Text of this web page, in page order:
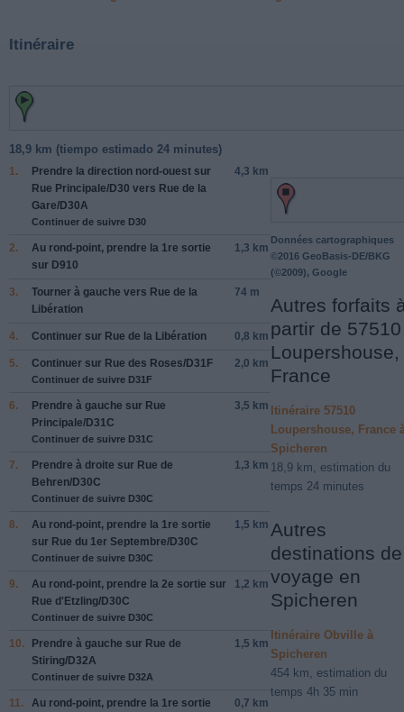
Itinéraire
18,9 km (tiempo estimado 24 minutes)
1. Prendre la direction nord-ouest sur
Rue Principale/D30 vers Rue de la
Gare/D30A
Continuer de suivre D30
4,3 km
2. Au rond-point, prendre la 1re sortie
sur D910
1,3 km
3. Tourner à gauche vers Rue de la
Libération
74 m
4. Continuer sur Rue de la Libération 0,8 km
5. Continuer sur Rue des Roses/D31F
Continuer de suivre D31F
2,0 km
6. Prendre à gauche sur Rue
Principale/D31C
Continuer de suivre D31C
3,5 km
7. Prendre à droite sur Rue de
Behren/D30C
Continuer de suivre D30C
1,3 km
8. Au rond-point, prendre la 1re sortie
sur Rue du 1er Septembre/D30C
Continuer de suivre D30C
1,5 km
9. Au rond-point, prendre la 2e sortie sur
Rue d'Etzling/D30C
Continuer de suivre D30C
1,2 km
10. Prendre à gauche sur Rue de
Stiring/D32A
Continuer de suivre D32A
1,5 km
11. Au rond-point, prendre la 1re sortie
0,7 km
Données cartographiques
©2016 GeoBasis-DE/BKG
(©2009), Google
Autres forfaits
partir de 57510
Loupershouse,
France
Itinéraire 57510
Loupershouse, France
Spicheren
18,9 km, estimation du
temps 24 minutes
Autres
destinations de
voyage en
Spicheren
Itinéraire Obville à
Spicheren
454 km, estimation du
temps 4h 35 min